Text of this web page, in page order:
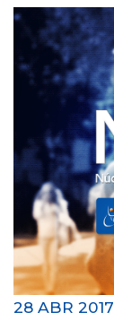
28 ABR 2017